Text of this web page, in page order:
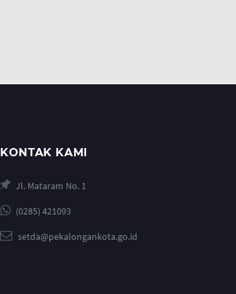
KONTAK KAMI
Jl. Mataram No. 1
(0285) 421093
setda@pekalongankota.go.id